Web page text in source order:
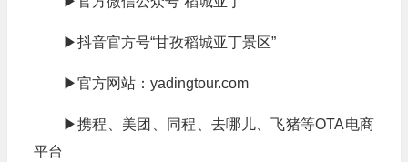
▶抖音官方号“甘孜稻城亚丁景区”
▶官方网站：yadingtour.com
▶携程、美团、同程、去哪儿、飞猪等OTA电商
平台